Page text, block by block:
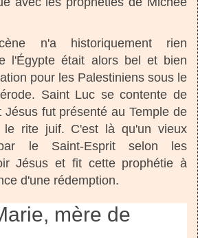
n'a historiquement rien
l'Égypte était alors bel et bien
pour les Palestiniens sous le
Saint Luc se contente de
Jésus fut présenté au Temple de
le rite juif. C'est là qu'un vieux
le Saint-Esprit selon les
Jésus et fit cette prophétie à
d'une rédemption.
mère de